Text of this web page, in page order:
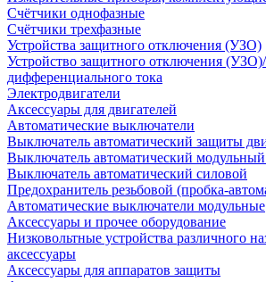
Счётчики однофазные
Счётчики трехфазные
Устройства защитного отключения (УЗО)
Устройство защитного отключения
дифференциального тока
Электродвигатели
Аксессуары для двигателей
Автоматические выключатели
Выключатель автоматический защиты
Выключатель автоматический
Выключатель автоматический силовой
Предохранитель резьбовой (пробка-
Автоматические выключатели модульные
Аксессуары и прочее оборудование
Низковольтные устройства различного
аксессуары
Аксессуары для аппаратов защиты